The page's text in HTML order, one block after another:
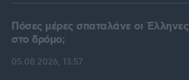
Πόσες μέρες σπαταλάνε οι Έλληνες
στο δρόμο;
05.08.2026, 13:57